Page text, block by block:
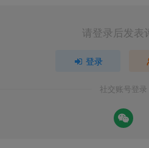
请登录后发表
登录
社交账号登录